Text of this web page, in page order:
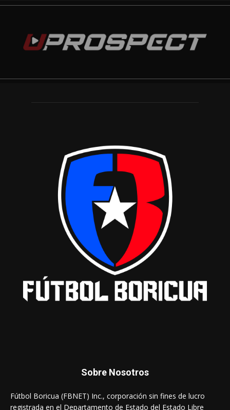
Sobre Nosotros
Fútbol Boricua (FBNET) Inc., corporación sin fines de lucro
registrada en el Departamento de Estado del Estado Libre